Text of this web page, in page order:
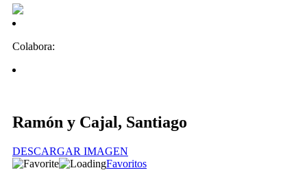
Colabora:
Ramón y Cajal, Santiago
DESCARGAR IMAGEN
Favoritos